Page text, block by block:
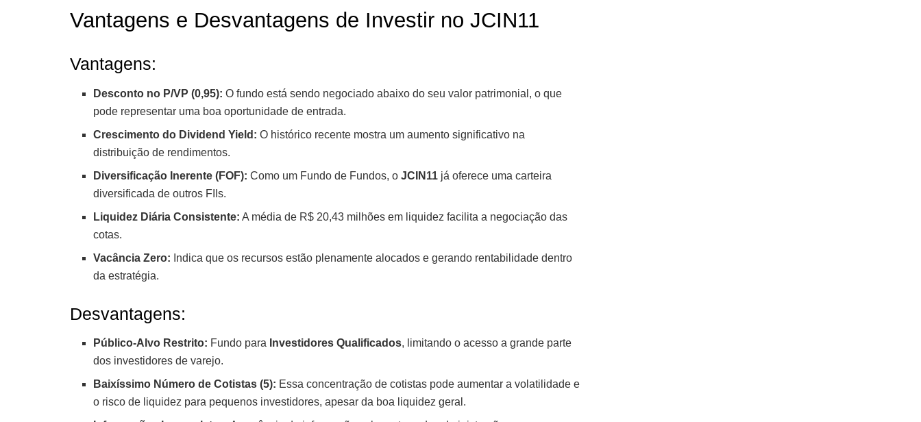
Vantagens e Desvantagens de Investir no JCIN11
Vantagens:
Desconto no P/VP (0,95): O fundo está sendo negociado abaixo do seu valor patrimonial, o que
pode representar uma boa oportunidade de entrada.
Crescimento do Dividend Yield: O histórico recente mostra um aumento significativo na
distribuição de rendimentos.
Diversificação Inerente (FOF): Como um Fundo de Fundos, oJCIN11 já oferece uma carteira
diversificada de outros FIIs.
Liquidez Diária Consistente: A média de R$ 20,43 milhões em liquidez facilita a negociação das
cotas.
Vacância Zero: Indica que os recursos estão plenamente alocados e gerando rentabilidade dentro
da estratégia.
Desvantagens:
Público-Alvo Restrito: Fundo para Investidores Qualificados, limitando o acesso a grande parte
dos investidores de varejo.
Baixíssimo Número de Cotistas (5): Essa concentração de cotistas pode aumentar a volatilidade e
o risco de liquidez para pequenos investidores, apesar da boa liquidez geral.